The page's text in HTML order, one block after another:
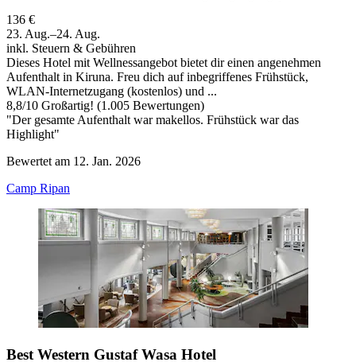
136 €
23. Aug.–24. Aug.
inkl. Steuern & Gebühren
Dieses Hotel mit Wellnessangebot bietet dir einen angenehmen
Aufenthalt in Kiruna. Freu dich auf inbegriffenes Frühstück,
WLAN-Internetzugang (kostenlos) und ...
8,8/10 Großartig! (1.005 Bewertungen)
"Der gesamte Aufenthalt war makellos. Frühstück war das
Highlight"
Bewertet am 12. Jan. 2026
Camp Ripan
Best Western Gustaf Wasa Hotel